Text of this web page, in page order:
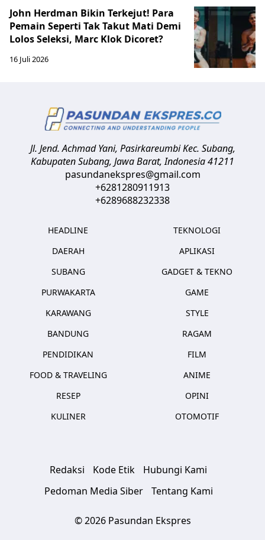
John Herdman Bikin Terkejut! Para
Pemain Seperti Tak Takut Mati Demi
Lolos Seleksi, Marc Klok Dicoret?
16 Juli 2026
Jl. Jend. Achmad Yani, Pasirkareumbi Kec. Subang,
Kabupaten Subang, Jawa Barat,Indonesia41211
pasundanekspres@gmail.com
+6281280911913
+6289688232338
HEADLINE
DAERAH
SUBANG
PURWAKARTA
KARAWANG
BANDUNG
PENDIDIKAN
FOOD & TRAVELING
RESEP
KULINER
TEKNOLOGI
APLIKASI
GADGET & TEKNO
GAME
STYLE
RAGAM
FILM
ANIME
OPINI
OTOMOTIF
Redaksi Kode Etik
Hubungi Kami
Pedoman Media Siber
Tentang Kami
© 2026 Pasundan Ekspres